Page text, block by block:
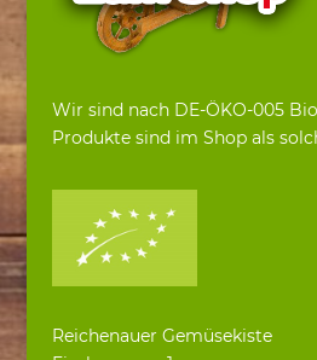
Wir sind nach DE-ÖKO-005
Produkte sind im Shop als
Reichenauer Gemüsekiste